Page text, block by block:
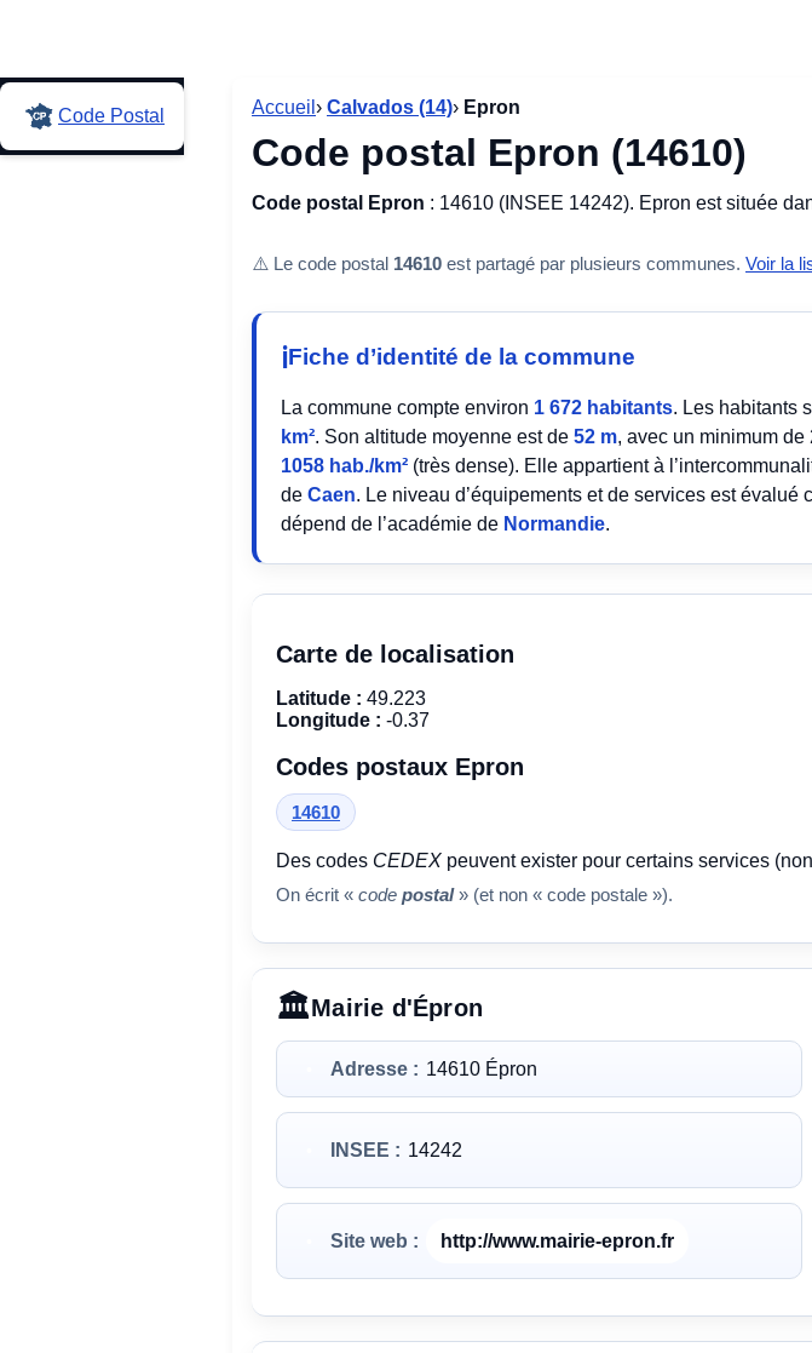
Code Postal Accueil › Calvados (14)› Epron
Code postal Epron (14610)
Code postal Epron : 14610 (INSEE 14242). Epron est située
⚠️ Le code postal 14610 est partagé par plusieurs communes. Voir la
Fiche d’identité de la commune
La commune compte environ 1 672 habitants. Les habitants
km². Son altitude moyenne est de 52 m, avec un minimum
1058 hab./km² (très dense). Elle appartient à
de Caen. Le niveau d’équipements et de services est évalué
dépend de l’académie de Normandie.
Carte de localisation
Latitude : 49.223
Longitude : -0.37
Codes postaux Epron
14610
Des codes CEDEX peuvent exister pour certains services
On écrit « code postal» (et non « code postale »).
Mairie d'Épron
Adresse : 14610 Épron
INSEE : 14242
Site web : http://www.mairie-epron.fr